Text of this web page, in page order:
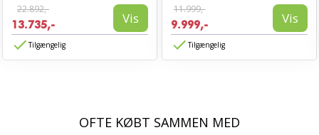
22.892,-
13.735,- Vis
Tilgængelig
11.999,-
9.999,- Vis
Tilgængelig
OFTE KØBT SAMMEN MED